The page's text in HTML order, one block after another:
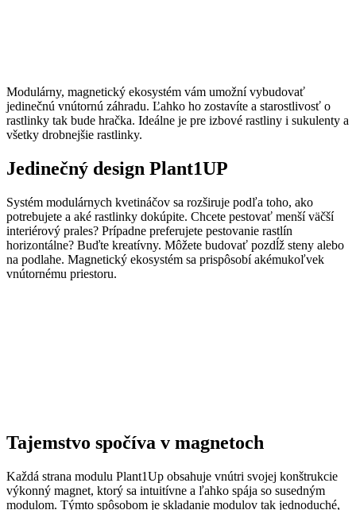
Modulárny, magnetický ekosystém vám umožní vybudovať
jedinečnú vnútornú záhradu. Ľahko ho zostavíte a starostlivosť o
rastlinky tak bude hračka. Ideálne je pre izbové rastliny i sukulenty a
všetky drobnejšie rastlinky.
Jedinečný design Plant1UP
Systém modulárnych kvetináčov sa rozširuje podľa toho, ako
potrebujete a aké rastlinky dokúpite. Chcete pestovať menší väčší
interiérový prales? Prípadne preferujete pestovanie rastlín
horizontálne? Buďte kreatívny. Môžete budovať pozdĺž steny alebo
na podlahe. Magnetický ekosystém sa prispôsobí akémukoľvek
vnútornému priestoru.
Tajemstvo spočíva v magnetoch
Každá strana modulu Plant1Up obsahuje vnútri svojej konštrukcie
výkonný magnet, ktorý sa intuitívne a ľahko spája so susedným
modulom. Týmto spôsobom je skladanie modulov tak jednoduché,